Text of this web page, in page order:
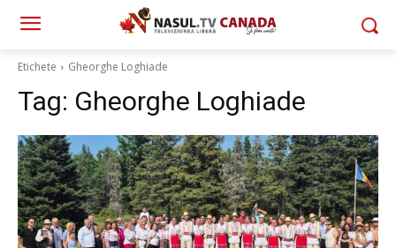
Etichete Gheorghe Loghiade
Tag: Gheorghe Loghiade